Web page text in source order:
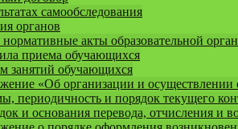
самообследования
органов
акты образовательной
приема обучающихся
занятий обучающихся
«Об организации и осуществлении
периодичность и порядок текущего
и основания перевода, отчисления и